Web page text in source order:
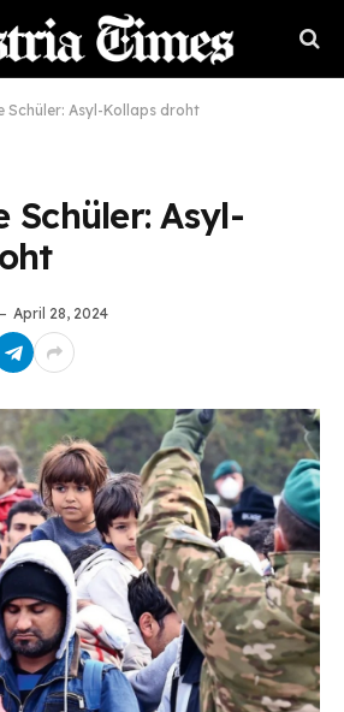
Schüler: Asyl-Kollaps droht
Schüler: Asyl-
April 28, 2024